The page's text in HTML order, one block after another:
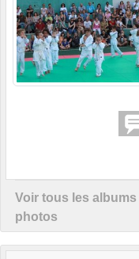
Voir tous les albums
photos